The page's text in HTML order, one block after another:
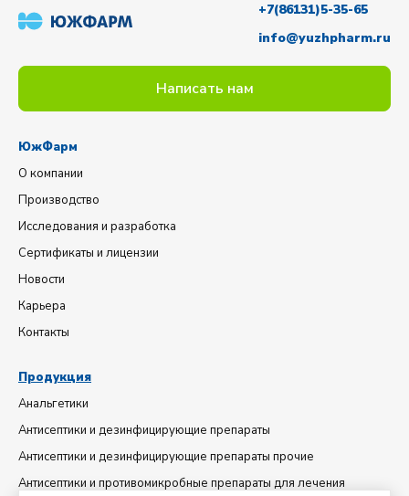
+7(86131)5-35-65
info@yuzhpharm.ru
Написать нам
ЮжФарм
О компании
Производство
Исследования и разработка
Сертификаты и лицензии
Новости
Карьера
Контакты
Продукция
Анальгетики
Антисептики и дезинфицирующие препараты
Антисептики и дезинфицирующие препараты прочие
Антисептики и противомикробные препараты для лечения